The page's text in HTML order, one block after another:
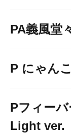
PA義風堂
P にゃん
Pフィー
Light ver.